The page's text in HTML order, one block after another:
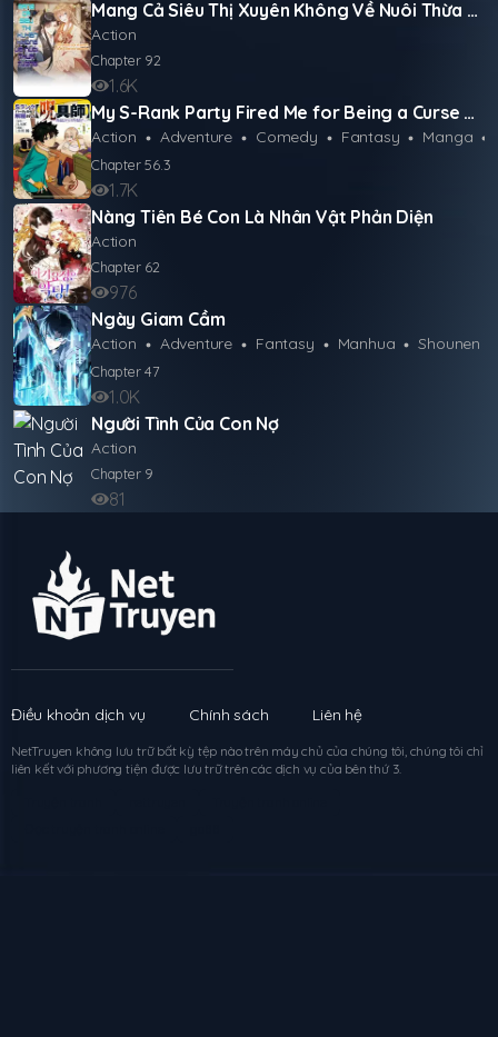
Chapter1 263 ngày trước
Mang Cả Siêu Thị Xuyên Không Về Nuôi Thừa Tướng
Action
Chapter 92
1.6K
My S-Rank Party Fired Me for Being a Curse Artificer ~ I Can Only Make “Cursed Items”, but They're Artifact Class!
Action Adventure Comedy Fantasy Manga
Chapter56.3
1.7K
Nàng Tiên Bé Con Là Nhân Vật Phản Diện
Action
Chapter 62
976
Ngày Giam Cầm
Action Adventure Fantasy Manhua Shounen
Chapter47
1.0K
Người Tình Của Con Nợ
Action
Chapter 9
81
Điều khoản dịch vụ Chính sách Liên hệ
NetTruyen không lưu trữ bất kỳ tệp nào trên máy chủ của chúng tôi, chúng tôi chỉ
liên kết với phương tiện được lưu trữ trên các dịch vụ của bên thứ 3.